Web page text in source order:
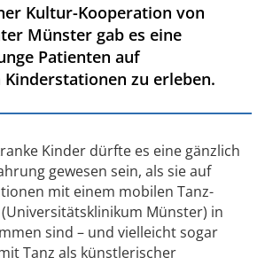
Kultur-Kooperation von
Münster gab es eine
Patienten auf
zu erleben.
Kinder dürfte es eine gänzlich
gewesen sein, als sie auf
mit einem mobilen Tanz-
Münster) in
sind – und vielleicht sogar
Tanz als künstlerischer